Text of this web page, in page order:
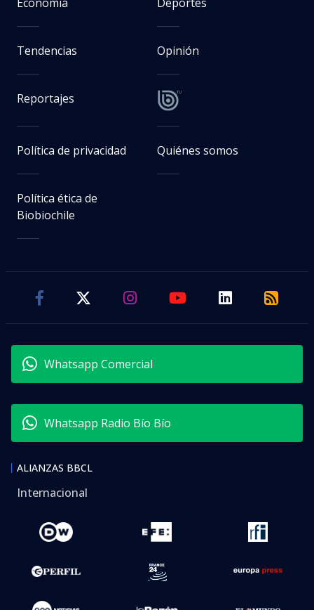
Tendencias Opinión
Reportajes
Política de privacidad Quiénes somos
Política ética de
Biobiochile
Whatsapp Comercial
Whatsapp Radio Bío Bío
ALIANZAS BBCL
Internacional